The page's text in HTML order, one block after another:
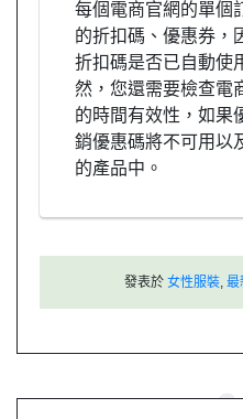
每個電商官網的單個
的折扣碼、優惠券，
折扣碼是否已自動使
然，您還需要檢查電
的時間有效性，如果
銷優惠碼將不可用以
的產品中。
發表於 女性服裝 最